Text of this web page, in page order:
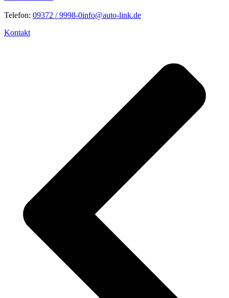
Telefon: 09372 / 9998-0info@auto-link.de
Kontakt